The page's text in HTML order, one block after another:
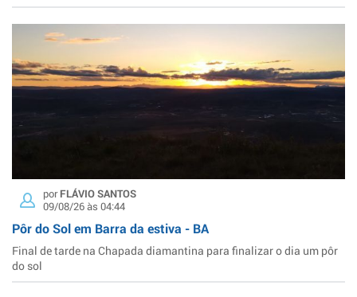
porFLÁVIO SANTOS
09/08/26 às 04:44
Pôr do Sol em Barra da estiva - BA
Final de tarde na Chapada diamantina para finalizar o dia um pôr
do sol